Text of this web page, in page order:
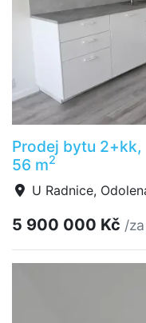
Prodej bytu 2+kk,
56 m2
U Radnice,
5 900 000 Kč /